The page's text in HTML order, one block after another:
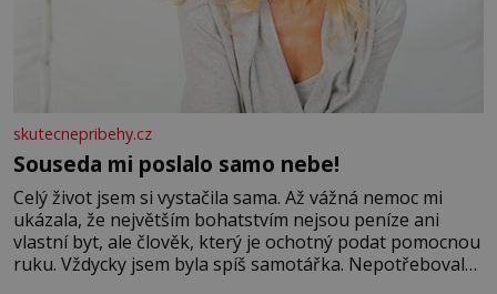
skutecnepribehy.cz
Souseda mi poslalo samo nebe!
Celý život jsem si vystačila sama. Až vážná nemoc mi
ukázala, že největším bohatstvím nejsou peníze ani
vlastní byt, ale člověk, který je ochotný podat pomocnou
ruku. Vždycky jsem byla spíš samotářka. Nepotřebovala